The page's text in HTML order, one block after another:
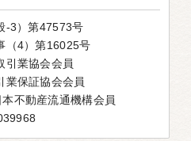
-3）第47573号
（4）第16025号
引業協会会員
業保証協会会員
不動産流通機構会員